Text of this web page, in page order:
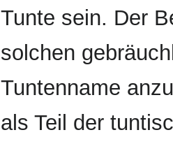
Tunte sein. Der
solchen
Tuntenname
als Teil der